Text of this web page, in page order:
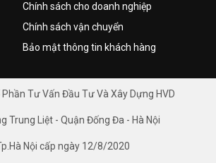
Chính sách cho doanh nghiệp
Chính sách vận chuyển
Bảo mật thông tin khách hàng
Tư Vấn Đầu Tư Và Xây Dựng HVD
Trung Liệt - Quận Đống Đa - Hà Nội
Nội cấp ngày 12/8/2020